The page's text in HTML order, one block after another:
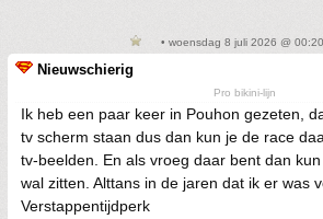
• woensdag 8 juli 2026 @
Nieuwschierig
Pro bikini-lijn
Ik heb een paar keer in Pouhon gezeten,
tv scherm staan dus dan kun je de race
tv-beelden. En als vroeg daar bent dan
wal zitten. Alttans in de jaren dat ik er was
Verstappentijdperk